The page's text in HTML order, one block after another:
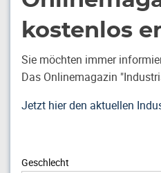
kostenlos
Sie möchten immer
Das Onlinemagazin
Jetzt hier den aktuellen
Geschlecht